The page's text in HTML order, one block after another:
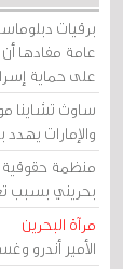
برقيات
عامة مفادها أن
على حماية
ساوث تشاينا
والإمارات
منظمة حقوقية
بحريني بسبب
مرآة البحرين
الأمير أندرو